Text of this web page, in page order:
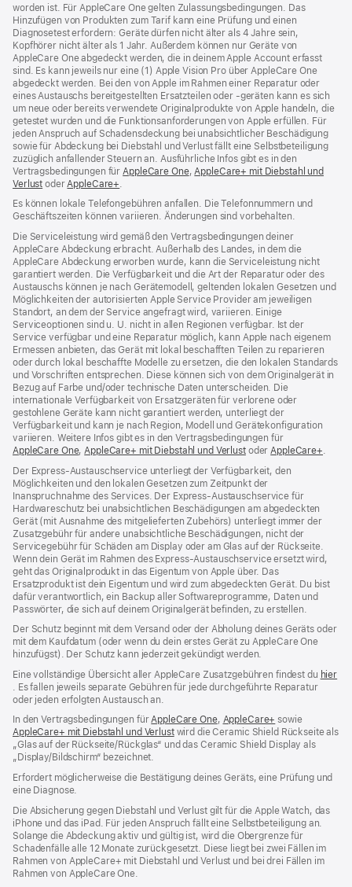
worden ist. Für AppleCare One gelten Zulassungsbedingungen. Das
Hinzufügen von Produkten zum Tarif kann eine Prüfung und einen
Diagnosetest erfordern: Geräte dürfen nicht älter als 4 Jahre sein,
Kopfhörer nicht älter als 1 Jahr. Außerdem können nur Geräte von
AppleCare One abgedeckt werden, die in deinem Apple Account erfasst
sind. Es kann jeweils nur eine (1) Apple Vision Pro über AppleCare One
abgedeckt werden. Bei den von Apple im Rahmen einer Reparatur oder
eines Austauschs bereitgestellten Ersatzteilen oder ‑geräten kann es sich
um neue oder bereits verwendete Originalprodukte von Apple handeln, die
getestet wurden und die Funktions­anforderungen von Apple erfüllen. Für
jeden Anspruch auf Schadensdeckung bei unabsichtlicher Beschädigung
sowie für Abdeckung bei Diebstahl und Verlust fällt eine Selbstbeteiligung
zuzüglich anfallender Steuern an. Ausführliche Infos gibt es in den
Vertragsbedingungen fürAppleCare One,AppleCare+ mit Diebstahl und
Verlust ${translate.store.a11y.opens_new_window}
oderAppleCare+${translate.store.a11y.opens_new_window}
.
Es können lokale Telefongebühren anfallen. Die Telefonnummern und
Geschäftszeiten können variieren. Änderungen sind vorbehalten.
Die Serviceleistung wird gemäß den Vertragsbedingungen deiner
AppleCare Abdeckung erbracht. Außerhalb des Landes, in dem die
AppleCare Abdeckung erworben wurde, kann die Serviceleistung nicht
garantiert werden. Die Verfügbarkeit und die Art der Reparatur oder des
Austauschs können je nach Gerätemodell, geltenden lokalen Gesetzen und
Möglichkeiten der autorisierten Apple Service Provider am jeweiligen
Standort, an dem der Service angefragt wird, variieren. Einige
Serviceoptionen sind u. U. nicht in allen Regionen verfügbar. Ist der
Service verfügbar und eine Reparatur möglich, kann Apple nach eigenem
Ermessen anbieten, das Gerät mit lokal beschafften Teilen zu reparieren
oder durch lokal beschaffte Modelle zu ersetzen, die den lokalen Standards
und Vorschriften entsprechen. Diese können sich von dem Originalgerät in
Bezug auf Farbe und/oder technische Daten unterscheiden. Die
internationale Verfügbarkeit von Ersatzgeräten für verlorene oder
gestohlene Geräte kann nicht garantiert werden, unterliegt der
Verfügbarkeit und kann je nach Region, Modell und Gerätekonfiguration
variieren. Weitere Infos gibt es in den Vertragsbedingungen für
AppleCare One${translate.store.a11y.opens_new_window}
,AppleCare+ mit Diebstahl und VerlustoderAppleCare+.
Der Express-Austauschservice unterliegt der Verfügbarkeit, den
Möglichkeiten und den lokalen Gesetzen zum Zeitpunkt der
Inanspruchnahme des Services. Der Express-Austauschservice für
Hardwareschutz bei unabsichtlichen Beschädigungen am abgedeckten
Gerät (mit Ausnahme des mitgelieferten Zubehörs) unterliegt immer der
Zusatzgebühr für andere unabsichtliche Beschädigungen, nicht der
Servicegebühr für Schäden am Display oder am Glas auf der Rückseite.
Wenn dein Gerät im Rahmen des Express-Austauschservice ersetzt wird,
geht das Originalprodukt in das Eigentum von Apple über. Das
Ersatzprodukt ist dein Eigentum und wird zum abgedeckten Gerät. Du bist
dafür verantwortlich, ein Backup aller Softwareprogramme, Daten und
Passwörter, die sich auf deinem Originalgerät befinden, zu erstellen.
Der Schutz beginnt mit dem Versand oder der Abholung deines Geräts oder
mit dem Kaufdatum (oder wenn du dein erstes Gerät zu AppleCare One
hinzufügst). Der Schutz kann jederzeit gekündigt werden.
Eine vollständige Übersicht aller AppleCare Zusatzgebühren findest du hier
${translate.store.a11y.opens_new_window}
. Es fallen jeweils separate Gebühren für jede durchgeführte Reparatur
oder jeden erfolgten Austausch an.
In den Vertragsbedingungen fürAppleCare One, AppleCare+ sowie
AppleCare+ mit Diebstahl und Verlustwird die Ceramic Shield Rückseite als
„Glas auf der Rückseite/Rückglas“ und das Ceramic Shield Display als
„Display/Bildschirm“ bezeichnet.
Erfordert möglicherweise die Bestätigung deines Geräts, eine Prüfung und
eine Diagnose.
Die Absicherung gegen Diebstahl und Verlust gilt für die Apple Watch, das
iPhone und das iPad. Für jeden Anspruch fällt eine Selbstbeteiligung an.
Solange die Abdeckung aktiv und gültig ist, wird die Obergrenze für
Schadenfälle alle 12 Monate zurückgesetzt. Diese liegt bei zwei Fällen im
Rahmen von AppleCare+ mit Diebstahl und Verlust und bei drei Fällen im
Rahmen von AppleCare One.